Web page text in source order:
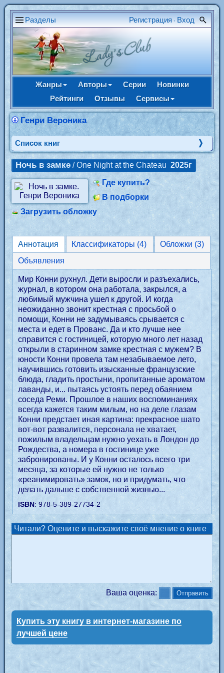
Разделы Регистрация • Вход
Жанры Авторы Серии
Новинки
Рейтинги
Отзывы Сервисы
Генри Вероника
Cписок книг
Ночь в замке / One Night at the Chateau 2025г
Где купить?
В подборки
Загрузить обложку
Аннотация Классификаторы (4)
Обложки (3)
Объявления
Мир Конни рухнул. Дети выросли и разъехались,
журнал, в котором она работала, закрылся, а
любимый мужчина ушел к другой. И когда
неожиданно звонит крестная с просьбой о
помощи, Конни не задумываясь срывается с
места и едет в Прованс. Да и кто лучше нее
справится с гостиницей, которую много лет назад
открыли в старинном замке крестная с мужем? В
юности Конни провела там незабываемое лето,
научившись готовить изысканные французские
блюда, гладить простыни, пропитанные ароматом
лаванды, и... пытаясь устоять перед обаянием
соседа Реми. Прошлое в наших воспоминаниях
всегда кажется таким милым, но на деле глазам
Конни предстает иная картина: прекрасное шато
вот-вот развалится, персонала не хватает,
пожилым владельцам нужно уехать в Лондон до
Рождества, а номера в гостинице уже
забронированы. И у Конни осталось всего три
месяца, за которые ей нужно не только
«реанимировать» замок, но и придумать, что
делать дальше с собственной жизнью...
ISBN: 978-5-389-27734-2
Читали? Оцените и выскажите своё мнение о книге
Ваша оценка:
Купить эту книгу в интернет-магазине по
лучшей цене